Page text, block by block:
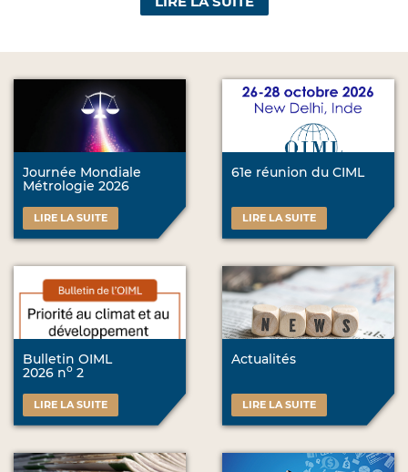
Journée Mondiale
Métrologie 2026
LIRE LA SUITE
61e réunion du CIML
LIRE LA SUITE
Bulletin OIML
2026 no 2
LIRE LA SUITE
Actualités
LIRE LA SUITE